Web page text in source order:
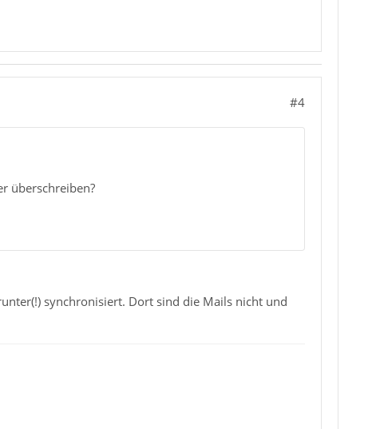
#4
überschreiben?
synchronisiert. Dort sind die Mails nicht und